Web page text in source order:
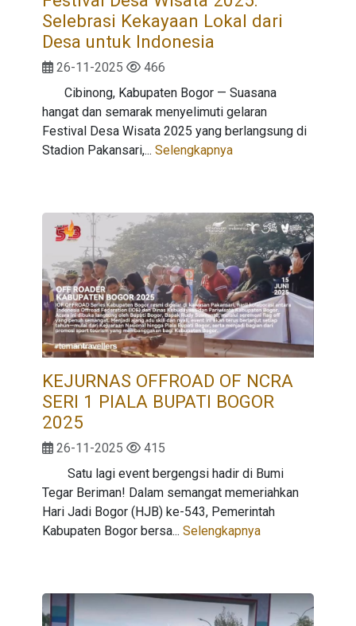
Selebrasi Kekayaan Lokal dari
Desa untuk Indonesia
26-11-2025
466
Cibinong, Kabupaten Bogor — Suasana
hangat dan semarak menyelimuti gelaran
Festival Desa Wisata 2025 yang berlangsung di
Stadion Pakansari,... Selengkapnya
KEJURNAS OFFROAD OF NCRA
SERI 1 PIALA BUPATI BOGOR
2025
26-11-2025
415
Satu lagi event bergengsi hadir di Bumi
Tegar Beriman! Dalam semangat memeriahkan
Hari Jadi Bogor (HJB) ke-543, Pemerintah
Kabupaten Bogor bersa... Selengkapnya